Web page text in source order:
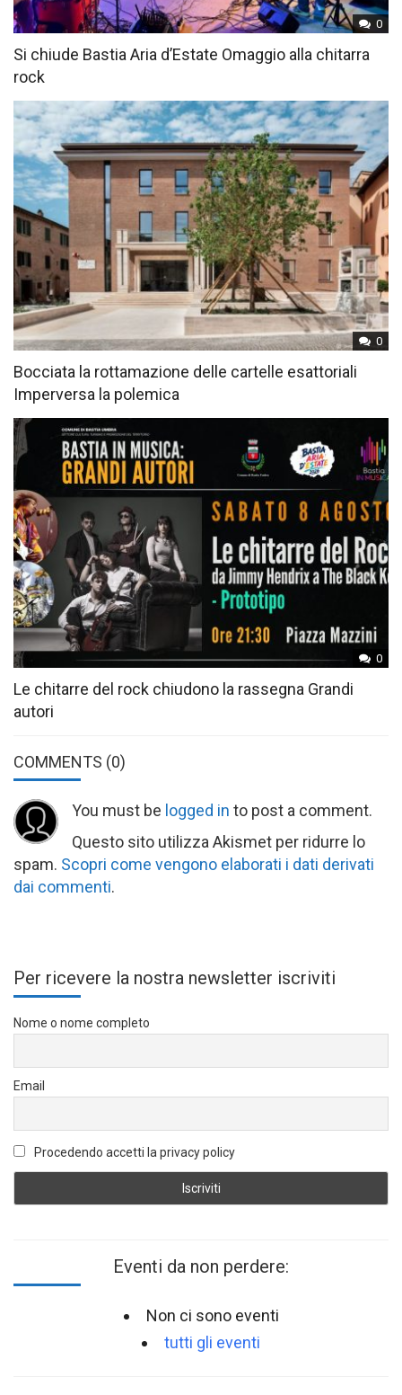
0
Si chiude Bastia Aria d’Estate Omaggio alla chitarra
rock
0
Bocciata la rottamazione delle cartelle esattoriali
Imperversa la polemica
0
Le chitarre del rock chiudono la rassegna Grandi
autori
COMMENTS (0)
You must be logged in to post a comment.
Questo sito utilizza Akismet per ridurre lo
spam. Scopri come vengono elaborati i dati derivati
dai commenti.
Per ricevere la nostra newsletter iscriviti
Nome o nome completo
Email
Procedendo accetti la privacy policy
Eventi da non perdere:
Non ci sono eventi
tutti gli eventi